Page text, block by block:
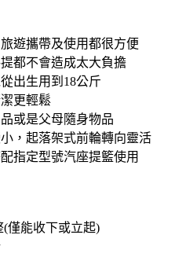
遊攜帶及使用都很方便
都不會造成太大負擔
出生用到18公斤
更輕鬆
或是父母隨身物品
，起落架式前輪轉向靈活
指定型號汽座提籃使用
(僅能收下或立起)